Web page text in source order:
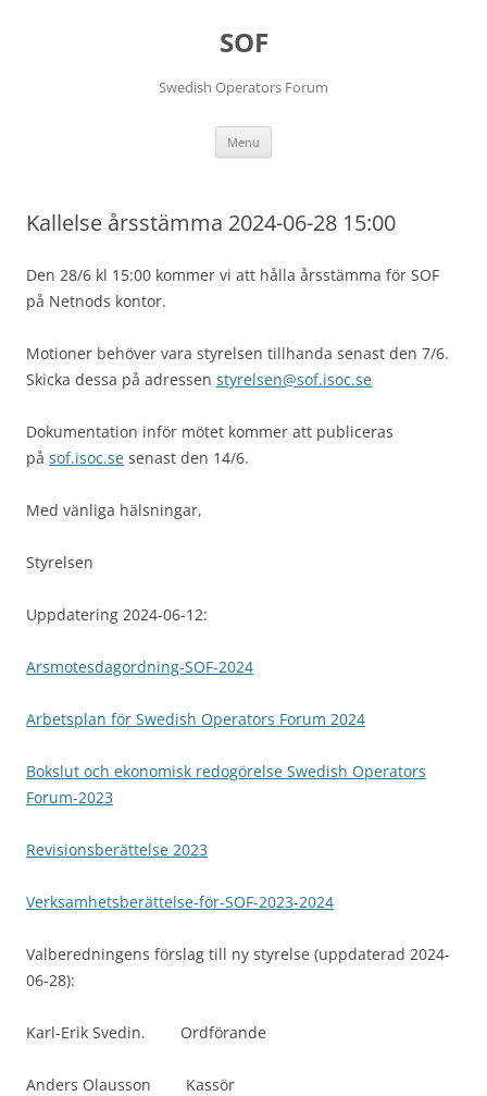
SOF
Swedish Operators Forum
Menu
Kallelse årsstämma 2024-06-28 15:00
Den 28/6 kl 15:00 kommer vi att hålla årsstämma för SOF
på Netnods kontor.
Motioner behöver vara styrelsen tillhanda senast den 7/6.
Skicka dessa på adressen styrelsen@sof.isoc.se
Dokumentation inför mötet kommer att publiceras
på sof.isoc.se senast den 14/6.
Med vänliga hälsningar,
Styrelsen
Uppdatering 2024-06-12:
Arsmotesdagordning-SOF-2024
Arbetsplan för Swedish Operators Forum 2024
Bokslut och ekonomisk redogörelse Swedish Operators
Forum-2023
Revisionsberättelse 2023
Verksamhetsberättelse-för-SOF-2023-2024
Valberedningens förslag till ny styrelse (uppdaterad 2024-
06-28):
Karl-Erik Svedin. Ordförande
Anders Olausson Kassör